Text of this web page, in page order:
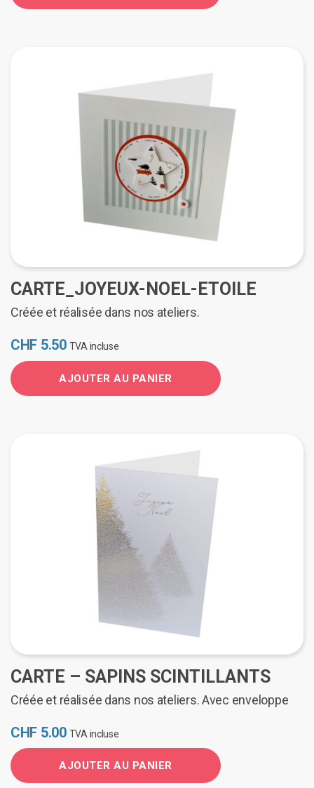
CARTE_JOYEUX-NOEL-ETOILE
Créée et réalisée dans nos ateliers.
CHF 5.50 TVA incluse
AJOUTER AU PANIER
CARTE – SAPINS SCINTILLANTS
Créée et réalisée dans nos ateliers. Avec enveloppe
CHF 5.00 TVA incluse
AJOUTER AU PANIER